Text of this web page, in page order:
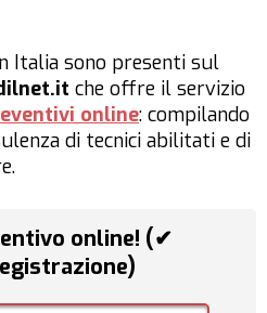
Italia sono presenti sul
che offre il servizio
online: compilando
di tecnici abilitati e di
online! (✔